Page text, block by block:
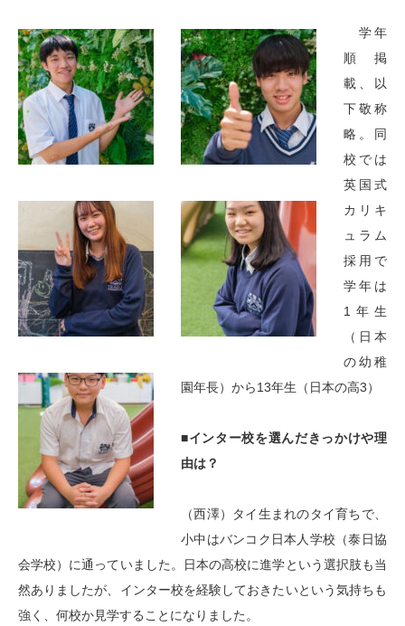
学年
順掲
載、以
下敬称
略。同
校では
英国式
カリキ
ュラム
採用で
学年は
1年生
（日本
の幼稚
園年長）から13年生（日本の高3）
■インター校を選んだきっかけや理
由は？
（西澤）タイ生まれのタイ育ちで、
小中はバンコク日本人学校（泰日協
会学校）に通っていました。日本の高校に進学という選択肢も当
然ありましたが、インター校を経験しておきたいという気持ちも
強く、何校か見学することになりました。